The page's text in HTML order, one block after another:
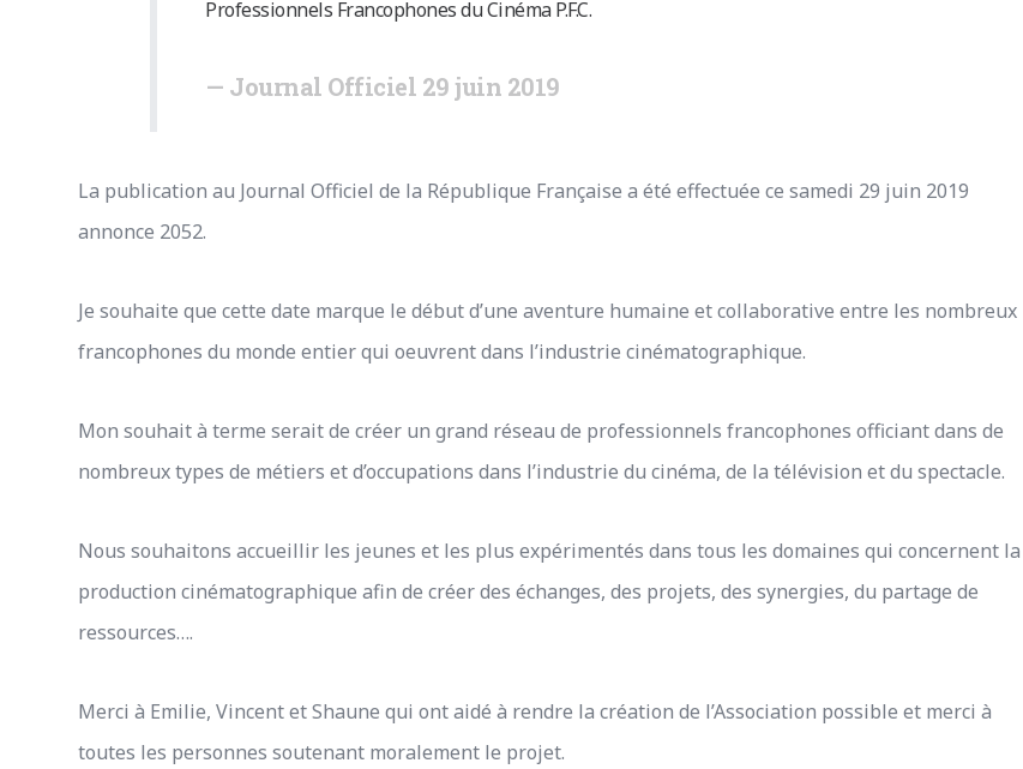
Professionnels Francophones du Cinéma P.F.C.
Journal Officiel 29 juin 2019
La publication au Journal Officiel de la République Française a été effectuée ce samedi 29 juin 2019
annonce 2052.
Je souhaite quecette date marque le début d’une aventure humaine et collaborative entre les nombreux
francophones du monde entier qui oeuvrent dans l’industrie cinématographique.
Mon souhait à terme serait de créer un grand réseau de professionnels francophones officiant dans de
nombreux types de métiers et d’occupations dans l’industrie du cinéma, de la télévision et du spectacle.
Nous souhaitons accueillir les jeunes et les plus expérimentés dans tous les domaines qui concernent la
production cinématographique afin de créer des échanges, des projets, des synergies, du partage de
ressources….
Merci à Emilie, Vincent et Shaune qui ont aidé à rendre la création de l’Association possible et merci à
toutes les personnes soutenant moralement le projet.